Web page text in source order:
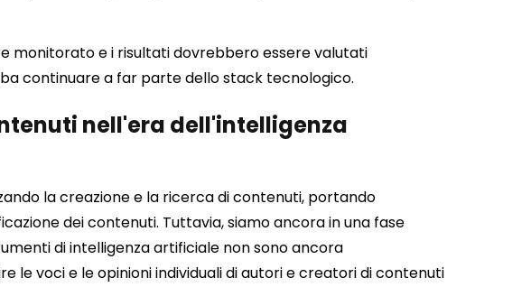
monitorato e i risultati dovrebbero essere valutati
continuare a far parte dello stack tecnologico.
nell'era dell'intelligenza
la creazione e la ricerca di contenuti, portando
dei contenuti. Tuttavia, siamo ancora in una fase
di intelligenza artificiale non sono ancora
le voci e le opinioni individuali di autori e creatori di contenuti